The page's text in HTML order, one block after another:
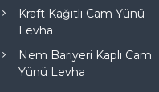
Kraft Kağıtlı Cam Yünü
Levha
Nem Bariyeri Kaplı Cam
Yünü Levha